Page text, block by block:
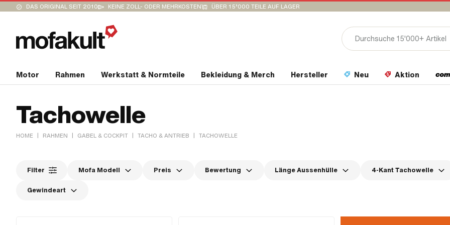
DAS ORIGINAL SEIT 2010 KEINE ZOLL- ODER MEHRKOSTEN ÜBER 15’000 TEILE AUF LAGER
Motor Rahmen Werkstatt & Normteile Bekleidung & Merch Hersteller Neu Aktion
Tachowelle
HOME | RAHMEN | GABEL & COCKPIT | TACHO & ANTRIEB | TACHOWELLE
Filter Mofa Modell Preis Bewertung Länge Aussenhülle 4-Kant Tachowelle
Gewindeart